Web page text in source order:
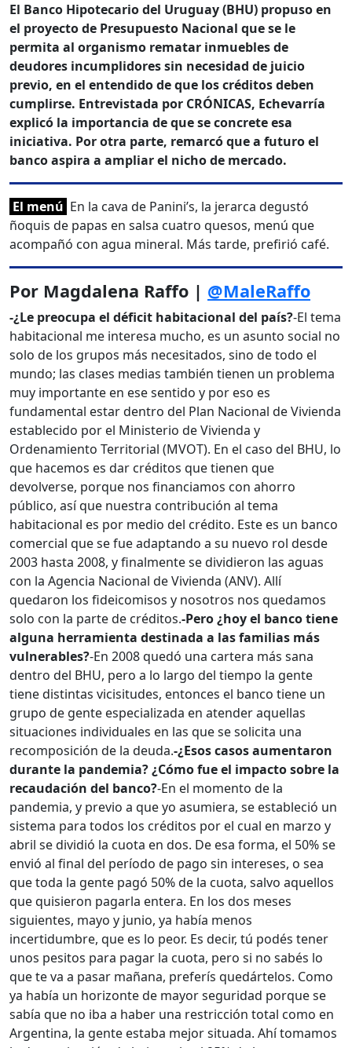
El Banco Hipotecario del Uruguay (BHU) propuso en
el proyecto de Presupuesto Nacional que se le
permita al organismo rematar inmuebles de
deudores incumplidores sin necesidad de juicio
previo, en el entendido de que los créditos deben
cumplirse. Entrevistada por CRÓNICAS, Echevarría
explicó la importancia de que se concrete esa
iniciativa. Por otra parte, remarcó que a futuro el
banco aspira a ampliar el nicho de mercado.
El menú En la cava de Panini’s, la jerarca degustó
ñoquis de papas en salsa cuatro quesos, menú que
acompañó con agua mineral. Más tarde, prefirió café.
Por Magdalena Raffo | @MaleRaffo
-¿Le preocupa el déficit habitacional del país?-El tema
habitacional me interesa mucho, es un asunto social no
solo de los grupos más necesitados, sino de todo el
mundo; las clases medias también tienen un problema
muy importante en ese sentido y por eso es
fundamental estar dentro del Plan Nacional de Vivienda
establecido por el Ministerio de Vivienda y
Ordenamiento Territorial (MVOT). En el caso del BHU, lo
que hacemos es dar créditos que tienen que
devolverse, porque nos financiamos con ahorro
público, así que nuestra contribución al tema
habitacional es por medio del crédito. Este es un banco
comercial que se fue adaptando a su nuevo rol desde
2003 hasta 2008, y finalmente se dividieron las aguas
con la Agencia Nacional de Vivienda (ANV). Allí
quedaron los fideicomisos y nosotros nos quedamos
solo con la parte de créditos.-Pero ¿hoy el banco tiene
alguna herramienta destinada a las familias más
vulnerables?-En 2008 quedó una cartera más sana
dentro del BHU, pero a lo largo del tiempo la gente
tiene distintas vicisitudes, entonces el banco tiene un
grupo de gente especializada en atender aquellas
situaciones individuales en las que se solicita una
recomposición de la deuda.-¿Esos casos aumentaron
durante la pandemia? ¿Cómo fue el impacto sobre la
recaudación del banco?-En el momento de la
pandemia, y previo a que yo asumiera, se estableció un
sistema para todos los créditos por el cual en marzo y
abril se dividió la cuota en dos. De esa forma, el 50% se
envió al final del período de pago sin intereses, o sea
que toda la gente pagó 50% de la cuota, salvo aquellos
que quisieron pagarla entera. En los dos meses
siguientes, mayo y junio, ya había menos
incertidumbre, que es lo peor. Es decir, tú podés tener
unos pesitos para pagar la cuota, pero si no sabés lo
que te va a pasar mañana, preferís quedártelos. Como
ya había un horizonte de mayor seguridad porque se
sabía que no iba a haber una restricción total como en
Argentina, la gente estaba mejor situada. Ahí tomamos